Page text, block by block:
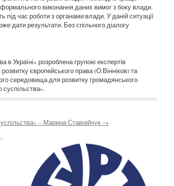
виконання даних вимог з боку влади.
під час роботи з органами влади. У даній ситуації
дати результати. Без спільного діалогу
Україні» розроблена групою експертів
європейського права (О.Вінніков) та
середовища для розвитку громадянського
суспільства».
– Марина Ставнійчук →